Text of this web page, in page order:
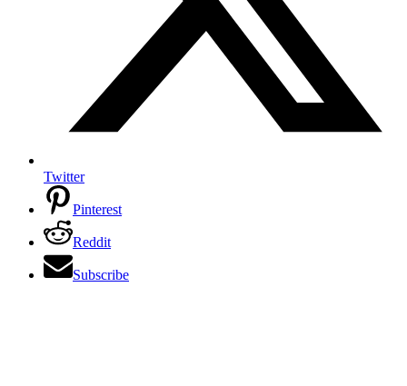
Twitter
Pinterest
Reddit
Subscribe